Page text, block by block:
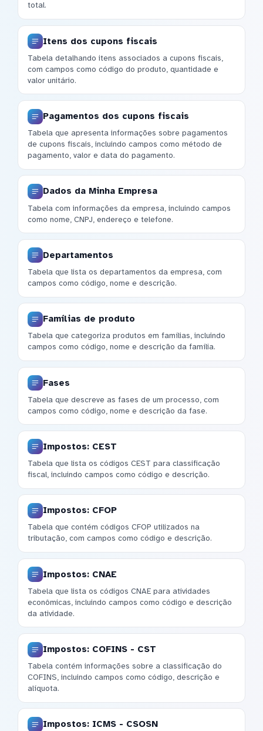
total.
Itens dos cupons fiscais
Tabela detalhando itens associados a cupons fiscais,
com campos como código do produto, quantidade e
valor unitário.
Pagamentos dos cupons fiscais
Tabela que apresenta informações sobre pagamentos
de cupons fiscais, incluindo campos como método de
pagamento, valor e data do pagamento.
Dados da Minha Empresa
Tabela com informações da empresa, incluindo campos
como nome, CNPJ, endereço e telefone.
Departamentos
Tabela que lista os departamentos da empresa, com
campos como código, nome e descrição.
Famílias de produto
Tabela que categoriza produtos em famílias, incluindo
campos como código, nome e descrição da família.
Fases
Tabela que descreve as fases de um processo, com
campos como código, nome e descrição da fase.
Impostos: CEST
Tabela que lista os códigos CEST para classificação
fiscal, incluindo campos como código e descrição.
Impostos: CFOP
Tabela que contém códigos CFOP utilizados na
tributação, com campos como código e descrição.
Impostos: CNAE
Tabela que lista os códigos CNAE para atividades
econômicas, incluindo campos como código e descrição
da atividade.
Impostos: COFINS - CST
Tabela contém informações sobre a classificação do
COFINS, incluindo campos como código, descrição e
alíquota.
Impostos: ICMS - CSOSN